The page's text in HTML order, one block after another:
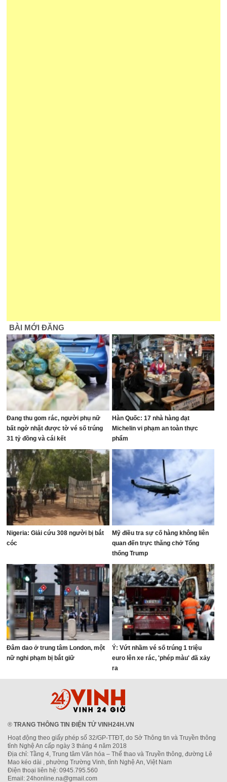
BÀI MỚI ĐĂNG
Đang thu gom rác, người phụ nữ
bất ngờ nhặt được tờ vé số trúng
31 tỷ đồng và cái kết
Hàn Quốc: 17 nhà hàng đạt
Michelin vi phạm an toàn thực
phẩm
Nigeria: Giải cứu 308 người bị bắt
cóc
Mỹ điều tra sự cố hàng không liên
quan đến trực thăng chở Tổng
thống Trump
Đâm dao ở trung tâm London, một
nữ nghi phạm bị bắt giữ
Ý: Vứt nhầm vé số trúng 1 triệu
euro lên xe rác, 'phép màu' đã xảy
ra
® TRANG THÔNG TIN ĐIỆN TỬ VINH24H.VN
Hoạt động theo giấy phép số 32/GP-TTĐT, do Sở Thông tin và Truyền thông
tỉnh Nghệ An cấp ngày 3 tháng 4 năm 2018
Địa chỉ: Tầng 4, Trung tâm Văn hóa – Thể thao và Truyền thông, đường Lê
Mao kéo dài , phường Trường Vinh, tỉnh Nghệ An, Việt Nam
Điện thoại liên hệ: 0945.795.560
Email: 24honline.na@gmail.com